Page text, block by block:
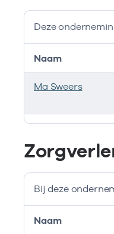
Deze
Deze onderneming
Naam
Ma Sweers
Bij deze
Naam